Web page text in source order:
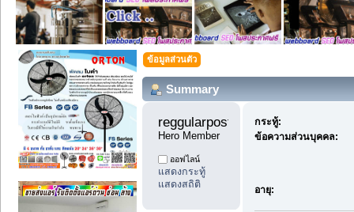
ข้อมูลส่วนตัว
Summary
Hero Member
ออฟไลน์
แสดงกระทู้
แสดงสถิติ
กระทู้:
ข้อความส่วนบุคคล:
อายุ: